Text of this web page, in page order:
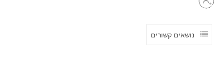
לחשבון
נושאים קשורים